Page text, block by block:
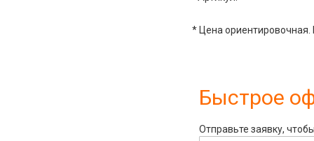
* Цена ориентировочная.
Быстрое
Отправьте заявку,